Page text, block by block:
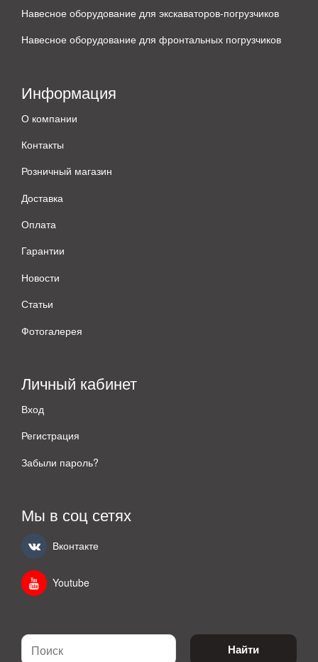
Навесное оборудование для экскаваторов-погрузчиков
Навесное оборудование для фронтальных погрузчиков
Информация
О компании
Контакты
Розничный магазин
Доставка
Оплата
Гарантии
Новости
Статьи
Фотогалерея
Личный кабинет
Вход
Регистрация
Забыли пароль?
Мы в соц сетях
Вконтакте
Youtube
Найти